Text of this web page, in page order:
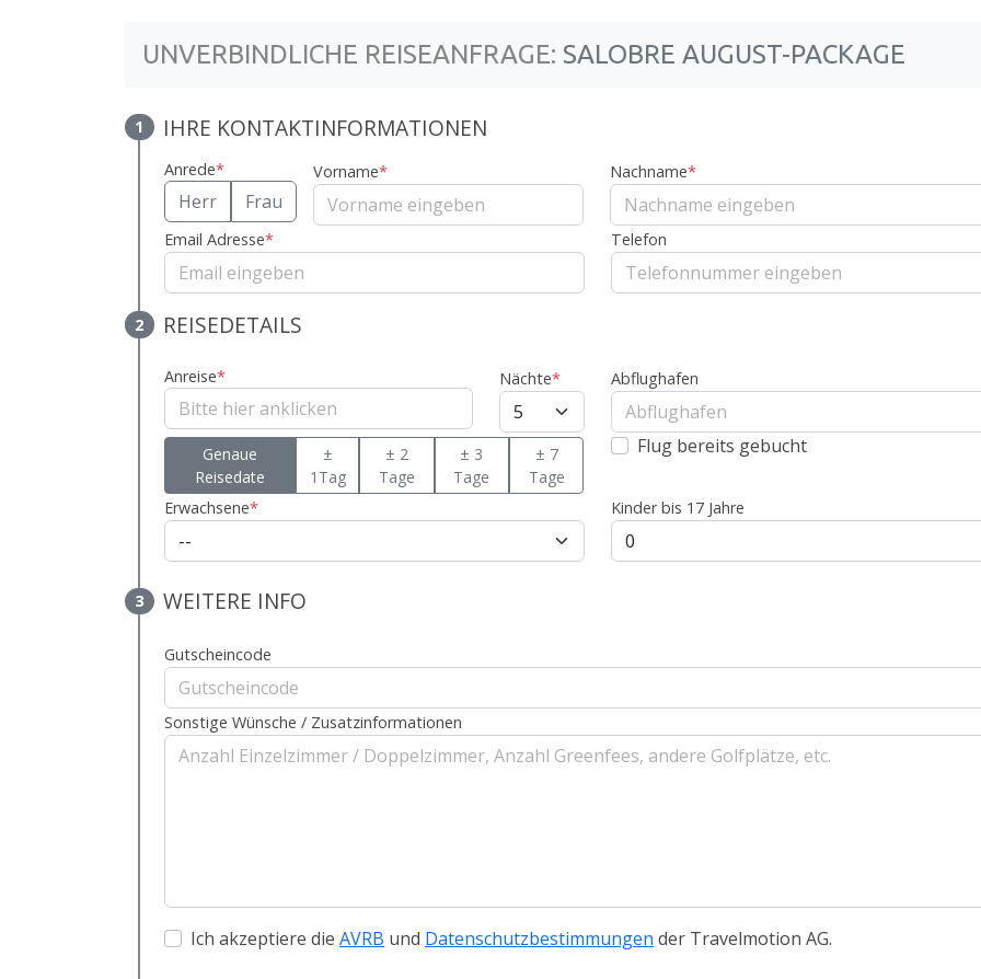
UNVERBINDLICHE REISEANFRAGE: SALOBRE AUGUST-PACKAGE
1 IHRE KONTAKTINFORMATIONEN
Anrede*
Herr Frau
Vorname* Nachname*
Email Adresse* Telefon
2 REISEDETAILS
Anreise* Nächte*
Genaue
Reisedate
±
1Tag
± 2
Tage
± 3
Tage
± 7
Tage
Abflughafen
Flug bereits gebucht
Erwachsene* Kinder bis 17 Jahre
3 WEITERE INFO
Gutscheincode
Sonstige Wünsche / Zusatzinformationen
Ich akzeptiere die AVRB und Datenschutzbestimmungen der Travelmotion AG.